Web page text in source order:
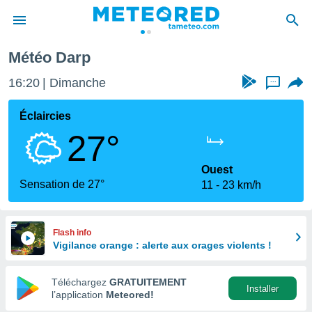
de
Météo Darp
16:20 Dimanche ...
Éclaircies
27°
Sensation de 27°
Ouest
11
23 km/h
Flash info
Vigilance orange : alerte aux orages violents !
Téléchargez GRATUITEMENT
l’application Meteored!
Installer